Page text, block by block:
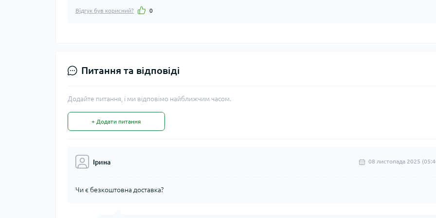
Відгук був корисний? 0
Питання та відповіді
Додайте питання, і ми відповімо найближчим часом.
+ Додати питання
Ірина 08 листопада 2025
Чи є безкоштовна доставка?